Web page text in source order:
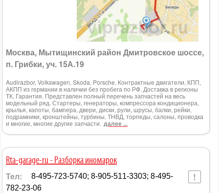
Москва, Мытищинский район Дмитровское шоссе,
п. Грибки, уч. 15А.19
Audirazbor, Volkswagen, Skoda, Porsche. Контрактные двигатели, КПП,
АКПП из германии в наличии без пробега по РФ. Доставка в регионы
ТК, Гарантия. Представлен полный перечень запчастей на весь
модельный ряд. Стартеры, генераторы, компрессора кондиционера,
крылья, капоты, бампера, двери, диски, рули, шрусы, балки, рейки,
подрамники, кронштейны, турбины, ТНВД, торпеды, салоны, проводка
и многие, многие другие запчасти. далее ...
Rta-garage-ru - Разборка иномарок
Тел:
8-495-723-5740; 8-905-511-3303; 8-495-
782-23-06